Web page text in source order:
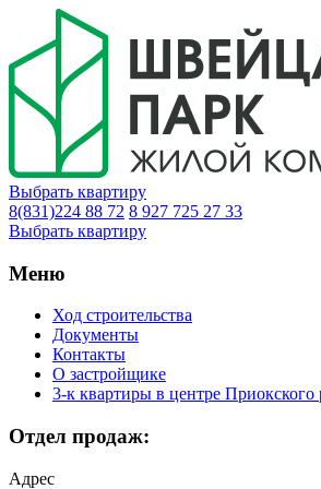
Выбрать квартиру
8(831)224 88 72 8 927 725 27 33
Выбрать квартиру
Меню
Ход строительства
Документы
Контакты
О застройщике
3-к квартиры в центре
Отдел продаж:
Адрес